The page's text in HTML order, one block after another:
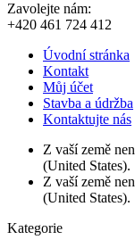
Zavolejte nám:
+420 461 724 412
Úvodní stránka
Kontakt
Můj účet
Stavba a údržba
Kontaktujte nás
Z vaší země
(United States).
Z vaší země
(United States).
Kategorie